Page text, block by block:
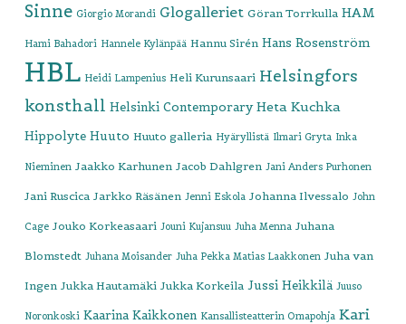
Sinne Giorgio Morandi Glogalleriet Göran Torrkulla HAM
Hami Bahadori Hannele Kylänpää Hannu Sirén Hans Rosenström
HBL Heidi Lampenius Heli Kurunsaari Helsingfors
konsthall Helsinki Contemporary Heta Kuchka
Hippolyte Huuto Huuto galleria Hyäryllistä Ilmari Gryta Inka
Nieminen Jaakko Karhunen Jacob Dahlgren Jani Anders Purhonen
Jani Ruscica Jarkko Räsänen Jenni Eskola Johanna Ilvessalo John
Cage Jouko Korkeasaari Jouni Kujansuu Juha Menna Juhana
Blomstedt Juhana Moisander Juha Pekka Matias Laakkonen Juha van
Ingen Jukka Hautamäki Jukka Korkeila Jussi Heikkilä Juuso
Noronkoski Kaarina Kaikkonen Kansallisteatterin Omapohja Kari